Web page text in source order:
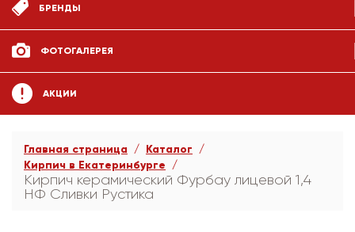
БРЕНДЫ
ФОТОГАЛЕРЕЯ
АКЦИИ
Главная страница
Каталог
Кирпич в Екатеринбурге
Кирпич керамический Фурбау лицевой 1,4
НФ Сливки Рустика